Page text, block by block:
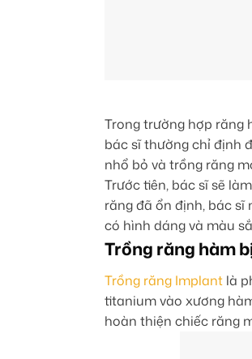
Trong trường hợp răng
bác sĩ thường chỉ định
nhổ bỏ và trồng răng
Trước tiên, bác sĩ sẽ
răng đã ổn định, bác
có hình dáng và màu
Trồng răng hàm
Trồng răng Implantlà
titanium vào xương
hoàn thiện chiếc răng